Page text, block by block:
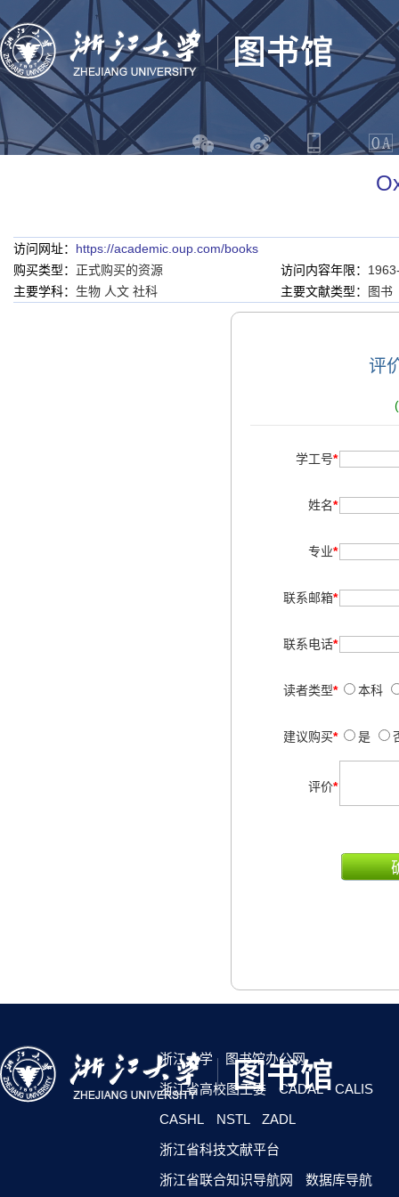
访问网址： https://academic.oup.com/books
购买类型： 正式购买的资源 访问内容年限：
主要学科： 生物 人文 社科 主要文献类型： 图书
评
学工号*
姓名*
专业*
联系邮箱*
联系电话*
读者类型* 本科
建议购买* 是
评价*
浙江大学
图书馆办公网
浙江省高校图工委
CADAL
CALIS
CASHL
NSTL
ZADL
浙江省科技文献平台
浙江省联合知识导航网
数据库导航